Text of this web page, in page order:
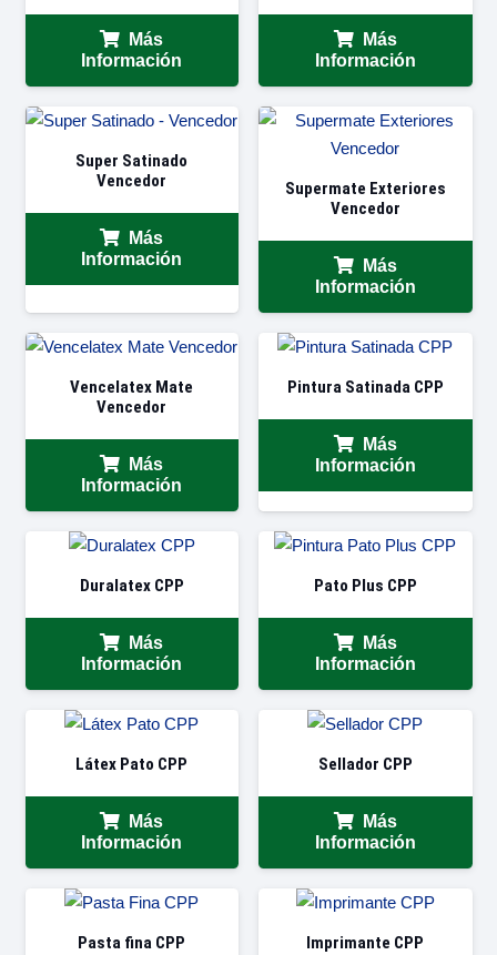
Más
Información
Más
Información
Super Satinado
Vencedor
Más
Información
Supermate Exteriores
Vencedor
Más
Información
Vencelatex Mate
Vencedor
Más
Información
Pintura Satinada CPP
Más
Información
Duralatex CPP
Más
Información
Pato Plus CPP
Más
Información
Látex Pato CPP
Más
Información
Sellador CPP
Más
Información
Pasta fina CPP Imprimante CPP